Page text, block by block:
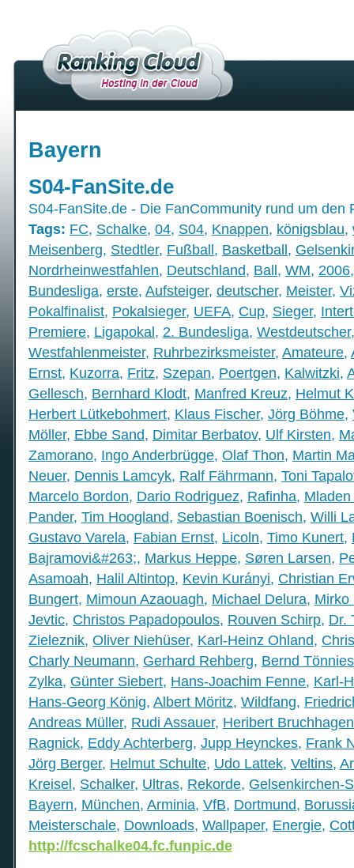
Bayern
S04-FanSite.de
S04-FanSite.de - Die FanCommunity rund um den
Tags: FC, Schalke, 04, S04, Knappen, königsblau,
Meisenberg, Stedtler, Fußball, Basketball,
Nordrheinwestfahlen, Deutschland, Ball, WM, 2006
Bundesliga, erste, Aufsteiger, deutscher, Meister,
Pokalfinalist, Pokalsieger, UEFA, Cup, Sieger,
Premiere, Ligapokal, 2. Bundesliga, Westdeutscher
Westfahlenmeister, Ruhrbezirksmeister, Amateure,
Ernst, Kuzorra, Fritz, Szepan, Poertgen, Kalwitzki,
Gellesch, Bernhard Klodt, Manfred Kreuz, Helmut
Herbert Lütkebohmert, Klaus Fischer, Jörg Böhme,
Möller, Ebbe Sand, Dimitar Berbatov, Ulf Kirsten,
Zamorano, Ingo Anderbrügge, Olaf Thon, Martin
Neuer, Dennis Lamcyk, Ralf Fährmann, Toni
Marcelo Bordon, Dario Rodriguez, Rafinha,
Pander, Tim Hoogland, Sebastian Boenisch, Willi
Gustavo Varela, Fabian Ernst, Licoln, Timo Kunert,
Bajramovi&#263;, Markus Heppe, Søren Larsen,
Asamoah, Halil Altintop, Kevin Kurányi, Christian
Bungert, Mimoun Azaouagh, Michael Delura, Mirko
Jevtic, Christos Papadopoulos, Rouven Schirp, Dr.
Zieleznik, Oliver Niehüser, Karl-Heinz Ohland,
Charly Neumann, Gerhard Rehberg, Bernd Tönnies
Zylka, Günter Siebert, Hans-Joachim Fenne, Karl-
Hans-Georg König, Albert Möritz, Wildfang,
Andreas Müller, Rudi Assauer, Heribert Bruchhagen
Ragnick, Eddy Achterberg, Jupp Heynckes, Frank
Jörg Berger, Helmut Schulte, Udo Lattek, Veltins,
Kreisel, Schalker, Ultras, Rekorde, Gelsenkirchen-
Bayern, München, Arminia, VfB, Dortmund,
Meisterschale, Downloads, Wallpaper, Energie,
http://fcschalke04.fc.funpic.de